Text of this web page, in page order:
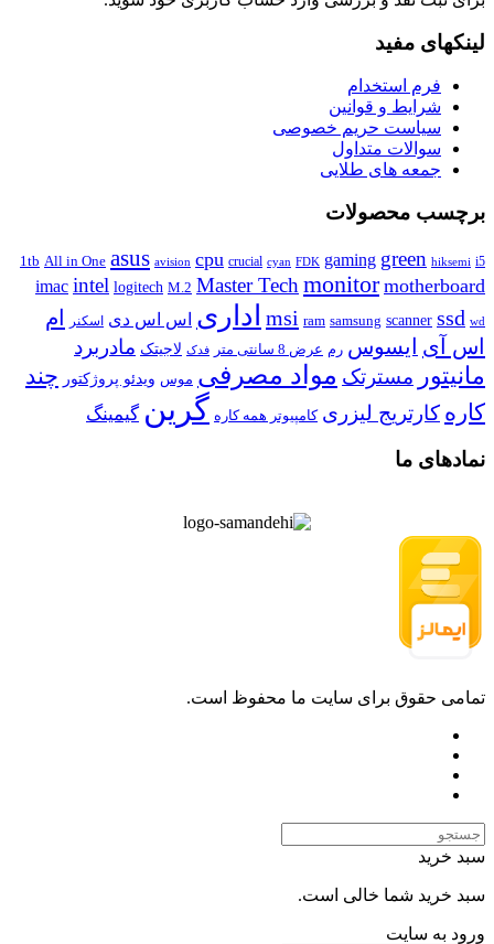
لینکهای مفید
فرم استخدام
شرایط و قوانین
سیاست حریم خصوصی
سوالات متداول
جمعه های طلایی
برچسب محصولات
1tb All in One asus avision cpu crucial cyan FDK gaming green hiksemi i5
imac intel logitech M.2 Master Tech monitor motherboard
msi ram samsung scanner ssd wd اداری اس اس دی اسکنر
ام
اس آی
ایسوس رم عرض 8 سانتی متر فدک لاجیتک مادربرد
مانیتور مسترتک مواد مصرفی موس ویدئو پروژکتور چند
کاره کارتریج لیزری کامپیوتر همه کاره گرین گیمینگ
نمادهای ما
تمامی حقوق برای سایت ما محفوظ است.
سبد خرید
سبد خرید شما خالی است.
ورود به سایت